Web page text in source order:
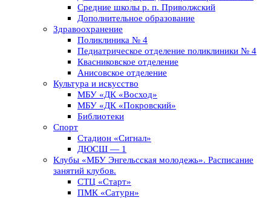
Средние школы р. п. Приволжский
Дополнительное образование
Здравоохранение
Поликлиника № 4
Педиатрическое отделение поликлиники № 4
Квасниковское отделение
Анисовское отделение
Культура и искусство
МБУ «ДК «Восход»
МБУ «ДК «Покровский»
Библиотеки
Спорт
Стадион «Сигнал»
ДЮСШ — 1
Клубы «МБУ Энгельсская молодежь». Расписание
занятий клубов.
СТЦ «Старт»
ПМК «Сатурн»